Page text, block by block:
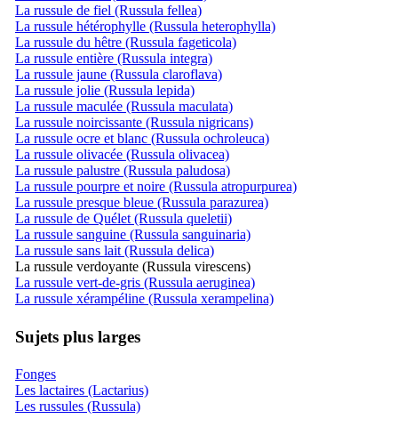
La russule de fiel (Russula fellea)
La russule hétérophylle (Russula heterophylla)
La russule du hêtre (Russula fageticola)
La russule entière (Russula integra)
La russule jaune (Russula claroflava)
La russule jolie (Russula lepida)
La russule maculée (Russula maculata)
La russule noircissante (Russula nigricans)
La russule ocre et blanc (Russula ochroleuca)
La russule olivacée (Russula olivacea)
La russule palustre (Russula paludosa)
La russule pourpre et noire (Russula atropurpurea)
La russule presque bleue (Russula parazurea)
La russule de Quélet (Russula queletii)
La russule sanguine (Russula sanguinaria)
La russule sans lait (Russula delica)
La russule verdoyante (Russula virescens)
La russule vert-de-gris (Russula aeruginea)
La russule xérampéline (Russula xerampelina)
Sujets plus larges
Fonges
Les lactaires (Lactarius)
Les russules (Russula)